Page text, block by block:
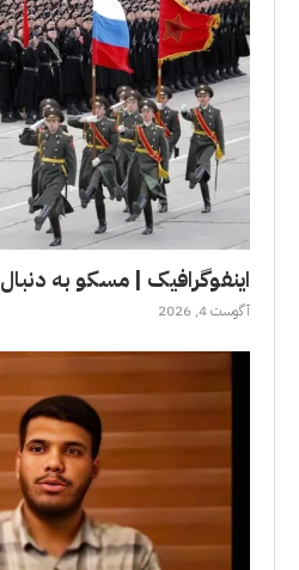
اینفوگرافیک | مسکو به
آگوست 4, 2026